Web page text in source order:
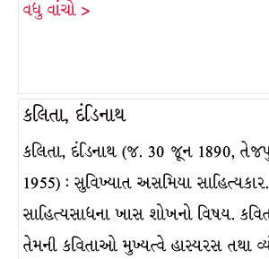
વધુ વાંચો >
કલિતા, દંડિનાથ
કલિતા, દંડિનાથ (જ. 30 જૂન 1890,
1955) : સુવિખ્યાત અસમિયા
સાહિત્યસાધના ખાસ શોખનો વિષય.
તેમની કવિતાઓ મુખ્યત્વે હાસ્યરસ તથા